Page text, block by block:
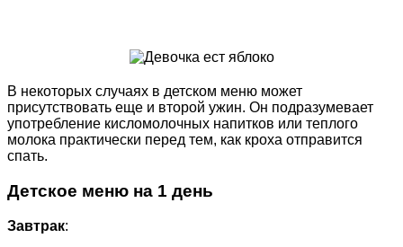
В некоторых случаях в детском меню может
присутствовать еще и второй ужин. Он подразумевает
употребление кисломолочных напитков или теплого
молока практически перед тем, как кроха отправится
спать.
Детское меню на 1 день
Завтрак: